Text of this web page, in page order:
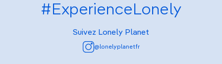
#ExperienceLonely
Suivez Lonely Planet
@lonelyplanetfr